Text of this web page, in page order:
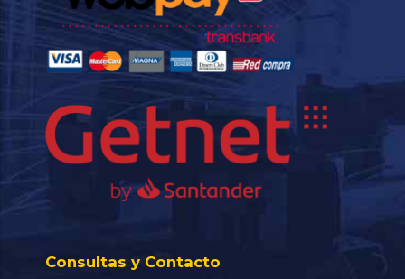
Consultas y Contacto